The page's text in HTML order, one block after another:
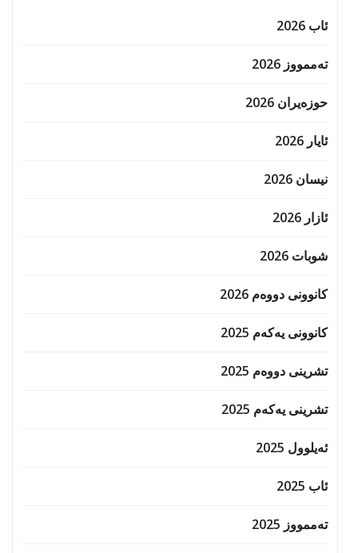
ئاب 2026
تەممووز 2026
حوزه‌یران 2026
ئایار 2026
نیسان 2026
ئازار 2026
شوبات 2026
کانوونی دووەم 2026
کانوونی یەکەم 2025
تشرینی دووەم 2025
تشرینی یەکەم 2025
ئەیلوول 2025
ئاب 2025
تەممووز 2025